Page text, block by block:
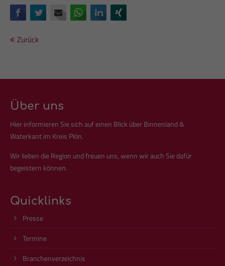
Drop us a line
info@yourdomain.com
nascetur ridiculus mus. Donec quam felis, ultricies nec.
FacebookTwitter E-mail WhatsAppLinkedIn
Zurück
Über uns
Hier informieren Sie sich auf einen Blick über Binnenland &
Waterkant im Kreis Plön.
Wir lieben die Region und freuen uns, wenn wir auch Sie dafür
begeistern können.
Quicklinks
Presse
Termine
Branchenverzeichnis